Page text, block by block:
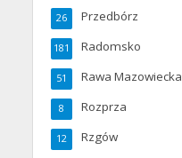
Przedbórz
26
Radomsko
181
Rawa Mazowiecka
51
Rozprza
8
Rzgów
12